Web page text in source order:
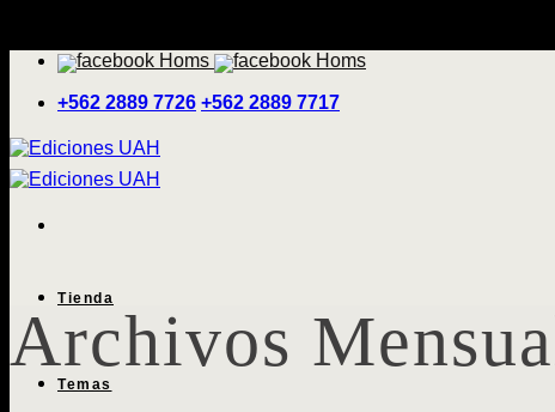
contenido
+562 2889 7726 +562 2889 7717
Tienda
Temas
Archivos